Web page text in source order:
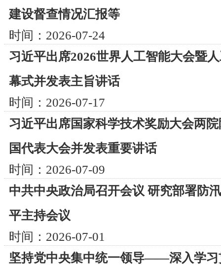
建设督查情况汇报等
时间：2026-07-24
习近平出席2026世界人工智能大会暨
幕式并发表主旨讲话
时间：2026-07-17
习近平出席国家科学技术奖励大会两
国代表大会并发表重要讲话
时间：2026-07-09
中共中央政治局召开会议 研究部署防
平主持会议
时间：2026-07-01
坚持党中央集中统一领导——深入学习